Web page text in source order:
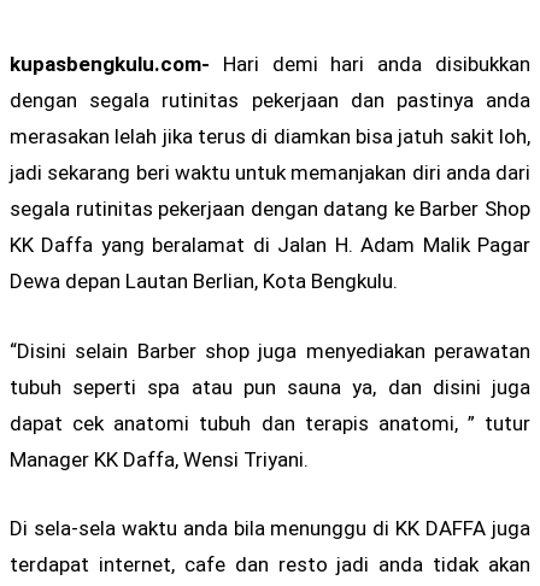
kupasbengkulu.com- Hari demi hari anda disibukkan
dengan segala rutinitas pekerjaan dan pastinya anda
merasakan lelah jika terus di diamkan bisa jatuh sakit loh,
jadi sekarang beri waktu untuk memanjakan diri anda dari
segala rutinitas pekerjaan dengan datang ke Barber Shop
KK Daffa yang beralamat di Jalan H. Adam Malik Pagar
Dewa depan Lautan Berlian, Kota Bengkulu.
“Disini selain Barber shop juga menyediakan perawatan
tubuh seperti spa atau pun sauna ya, dan disini juga
dapat cek anatomi tubuh dan terapis anatomi, ” tutur
Manager KK Daffa, Wensi Triyani.
Di sela-sela waktu anda bila menunggu di KK DAFFA juga
terdapat internet, cafe dan resto jadi anda tidak akan